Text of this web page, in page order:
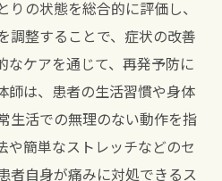
の状態を総合的に評価し、
調整することで、症状の改善
なケアを通じて、再発予防に
師は、患者の生活習慣や身体
生活での無理のない動作を指
や簡単なストレッチなどのセ
者自身が痛みに対処できるス